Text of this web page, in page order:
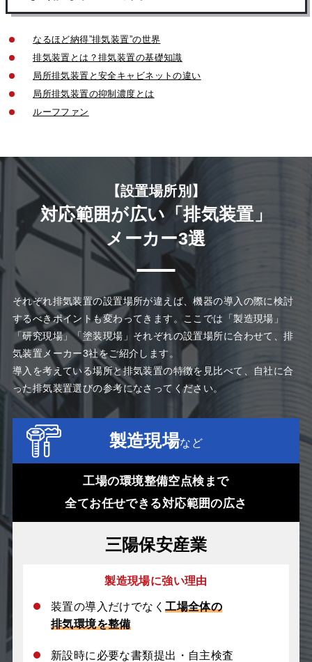
なるほど納得”排気装置”の世界
排気装置とは？排気装置の基礎知識
局所排気装置と安全キャビネットの違い
局所排気装置の抑制濃度とは
ルーフファン
【設置場所別】
対応範囲が広い「排気装置」
メーカー3選
それぞれ排気装置の設置場所が違えば、機器の導入の際に検討
するべきポイントも変わってきます。ここでは「製造現場」
「研究現場」「塗装現場」それぞれの設置場所に合わせて、排
気装置メーカー3社をご紹介します。
導入を考えている場所と排気装置の特徴を見比べて、自社に合
った排気装置選びの参考になさってください。
製造現場など
工場の環境整備空点検まで
全てお任せできる対応範囲の広さ
三陽保安産業
製造現場に強い理由
装置の導入だけでなく工場全体の
排気環境を整備
新設時に必要な書類提出・自主検査